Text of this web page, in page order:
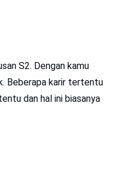
S2. Dengan kamu
Beberapa karir tertentu
dan hal ini biasanya